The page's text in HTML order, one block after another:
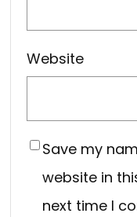
Website
Save my
website in
next time I